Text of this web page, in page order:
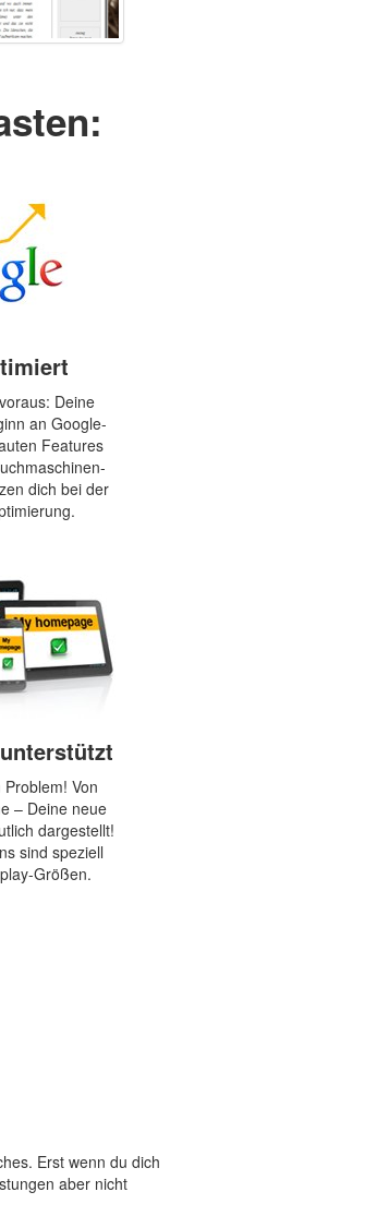
Deine
an Google-
Features
dich bei der
Von
– Deine neue
dargestellt!
sind speziell
Größen.
Erst wenn du dich
aber nicht